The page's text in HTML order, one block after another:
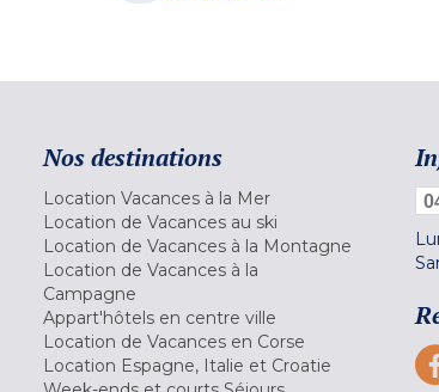
Nos destinations
Location Vacances à la Mer
Location de Vacances au ski
Location de Vacances à la Montagne
Location de Vacances à la
Campagne
Appart'hôtels en centre ville
Location de Vacances en Corse
Location Espagne, Italie et Croatie